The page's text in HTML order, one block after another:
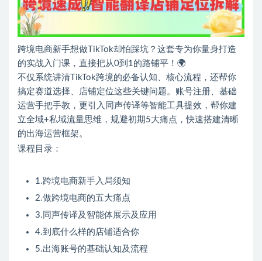
跨境电商新手想做TikTok却怕踩坑？这套专为你量身打造
的实战入门课，直接把从0到1的路铺平！🌍
不仅系统讲清TikTok跨境的必备认知、核心流程，还帮你
搞定赛道选择、店铺定位这些关键问题。账号注册、基础
运营手把手教，更引入同声传译等智能工具提效，帮你建
立全域+私域流量思维，规避初期5大痛点，快速搭建清晰
的出海运营框架。
课程目录：
1.跨境电商新手入局须知
2.做跨境电商的五大痛点
3.同声传译及智能体展示及应用
4.到底什么样的店铺适合你
5.出海账号的基础认知及流程